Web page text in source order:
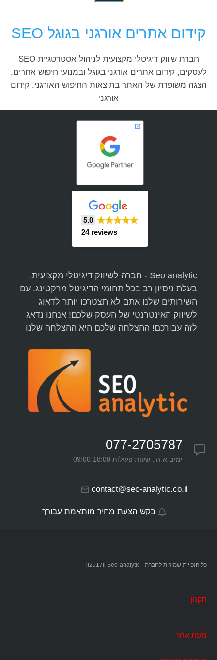
קידום אתרים אורגני בגוגל SEO
חברת שיווק דיגיטלי מקצועית לניהול אסטרטגיית SEO
לעסקים, קידום אתרים אורגני בגוגל ובמנועי חיפוש אחרים,
הצגה משופרת של האתר בתוצאות החיפוש האורגני. קידום
אורגני
5.0
24 reviews
Seo analytic - חברה לשיווק דיגיטלי מקצועית,
בעלת ניסיון רב בכל תחומי הדיגיטל מרקטינג. עם
השירותים שלנו אתם לא תצטרכו יותר לדאוג
לשיווק האינטרנטי של העסק שלכם! אנחנו נדאג
לזה עבורכם! ההצלחה שלכם היא ההצלחה שלנו
077-2705787
ימים א-ה , שעות פעילות 09:00-18:00
contact@seo-analytic.co.il
בקש הצעת מחיר מותאמת עבורך
כל הזכויות שמורות לחברת - ll2017ll Seo-analytic
תקנון
מפת אתר